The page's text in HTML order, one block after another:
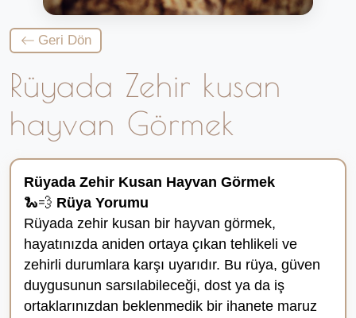
Geri Dön
Rüyada Zehir kusan
hayvan Görmek
Rüyada Zehir Kusan Hayvan Görmek
🐍💨 Rüya Yorumu
Rüyada zehir kusan bir hayvan görmek,
hayatınızda aniden ortaya çıkan tehlikeli ve
zehirli durumlara karşı uyarıdır. Bu rüya, güven
duygusunun sarsılabileceği, dost ya da iş
ortaklarınızdan beklenmedik bir ihanete maruz